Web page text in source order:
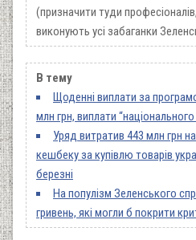
(призначити туди
виконують усі забаганки
В тему
Щоденні виплати за
млн грн, виплати
Уряд витратив 443 млн грн
кешбеку за купівлю товарів
березні
На популізм Зеленського
гривень, які могли б покрити